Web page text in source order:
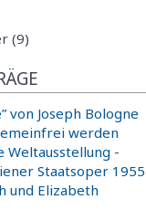
(9)
von Joseph Bologne
werden
Weltausstellung -
Staatsoper 1955
und Elizabeth